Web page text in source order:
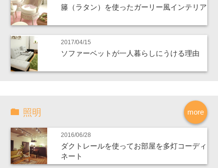
籐（ラタン）を使ったガーリー風インテリア
2017/04/15
ソファーベットが一人暮らしにうける理由
more
照明
2016/06/28
ダクトレールを使ってお部屋を多灯コーディ
ネート